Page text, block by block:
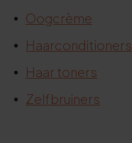
Oogcrème
Haarconditioners
Haar toners
Zelfbruiners